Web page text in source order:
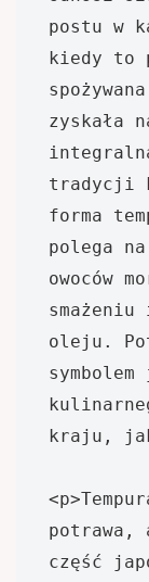
postu w
kiedy to
zyskała
tradycji
forma
polega
owoców
smażeniu
oleju.
kraju,
potrawa,
część